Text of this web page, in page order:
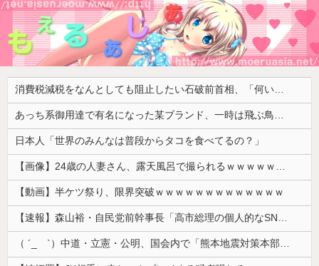
消費税減税をなんとしても阻止したい石破前首相、「何いってんのこいつ」と有権者をドン引きさせるよな屁理屈を……
あっち系御用達で有名になった某ブランド、一時は飛ぶ鳥を落とす勢いだったが今期の業績は……
日本人「世界のみんなは普段からタコを食べてるの？」
【画像】24歳の人妻さん、露天風呂で撮られるｗｗｗｗｗｗｗｗｗｗｗｗｗｗｗｗｗ
【動画】半ケツ祭り、限界突破ｗｗｗｗｗｗｗｗｗｗｗｗｗ
【速報】森山裕・自民党前幹事長「高市総理の個人的なSNS投稿が習近平主席を怒らせた」
（ ´_ゝ`）中道・立憲・公明、国会内で「熊本地震対策本部会議」各省庁からヒアリング・現地から意見聴取「パーティション、人手、宿泊施設の不足や、...